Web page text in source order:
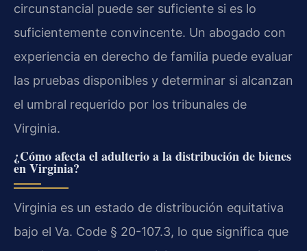
circunstancial puede ser suficiente si es lo
suficientemente convincente. Un abogado con
experiencia en derecho de familia puede evaluar
las pruebas disponibles y determinar si alcanzan
el umbral requerido por los tribunales de
Virginia.
¿Cómo afecta el adulterio a la distribución de bienes
en Virginia?
Virginia es un estado de distribución equitativa
bajo el Va. Code § 20-107.3, lo que significa que